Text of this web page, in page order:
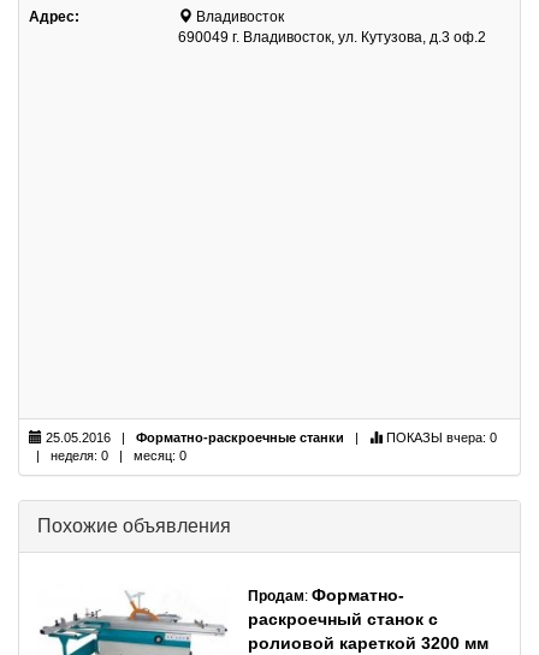
Адрес:
Владивосток
690049 г. Владивосток, ул. Кутузова, д.3 оф.2
25.05.2016 | Форматно-раскроечные станки | ПОКАЗЫ вчера: 0
| неделя: 0 | месяц: 0
Похожие объявления
Продам: Форматно-
раскроечный станок с
ролиовой кареткой 3200 мм